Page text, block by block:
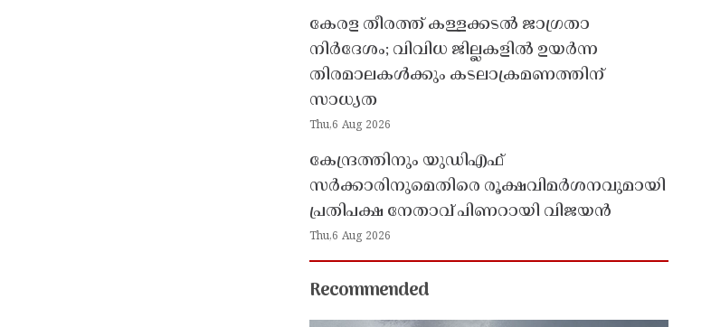
കേരള തീരത്ത് കള്ളക്കടൽ ജാഗ്രതാ
നിർദേശം; വിവിധ ജില്ലകളിൽ ഉയർന്ന
തിരമാലകൾക്കും കടലാക്രമണത്തിന്
സാധ്യത
Thu,6 Aug 2026
കേന്ദ്രത്തിനും യുഡിഎഫ്
സർക്കാരിനുമെതിരെ രൂക്ഷവിമർശനവുമായി
പ്രതിപക്ഷ നേതാവ് പിണറായി വിജയൻ
Thu,6 Aug 2026
Recommended